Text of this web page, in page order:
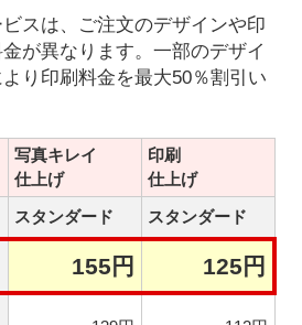
スは、ご注文のデザインや印
が異なります。一部のデザイ
り印刷料金を最大50％割引い
写真キレイ
仕上げ
印刷
仕上げ
スタンダード スタンダード
155円 125円